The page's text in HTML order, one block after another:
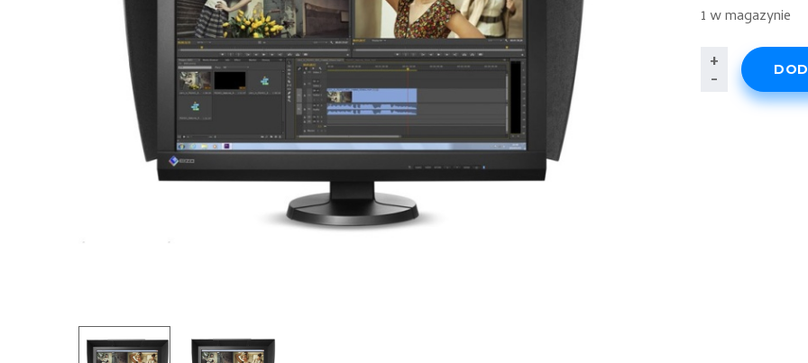
1 w magazynie
ilość
ColorEdge
CG248
+
-